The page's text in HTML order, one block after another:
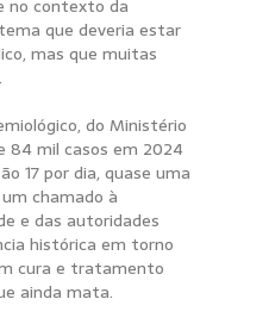
no contexto da
que deveria estar
mas que muitas
do Ministério
84 mil casos em 2024
17 por dia, quase uma
chamado à
e das autoridades
histórica em torno
cura e tratamento
ainda mata.